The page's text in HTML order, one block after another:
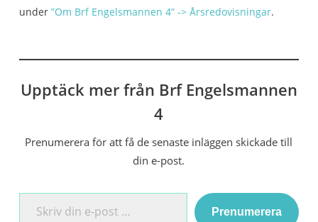
under ”Om Brf Engelsmannen 4” -> Årsredovisningar.
Upptäck mer från Brf Engelsmannen
4
Prenumerera för att få de senaste inläggen skickade till
din e-post.
Skriv din e-post …
Prenumerera